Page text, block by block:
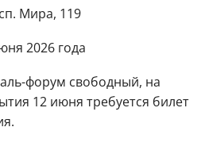
Мира, 119
2026 года
форум свободный, на
12 июня требуется билет